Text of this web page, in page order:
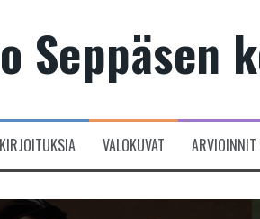
Seppäsen
KIRJOITUKSIA VALOKUVAT ARVIOINNIT